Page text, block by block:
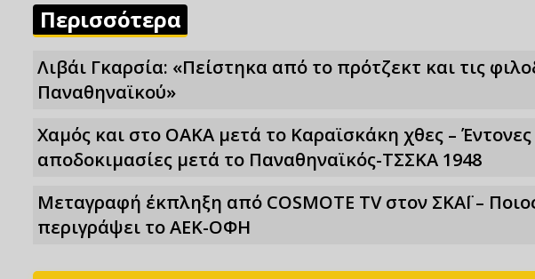
Περισσότερα
Λιβάι Γκαρσία: «Πείστηκα από το πρότζεκτ και τις
Παναθηναϊκού»
Χαμός και στο ΟΑΚΑ μετά το Καραϊσκάκη χθες – Έντονες
αποδοκιμασίες μετά το Παναθηναϊκός-ΤΣΣΚΑ 1948
Μεταγραφή έκπληξη από COSMOTE TV στον ΣΚΑΪ –
περιγράψει το ΑΕΚ-ΟΦΗ